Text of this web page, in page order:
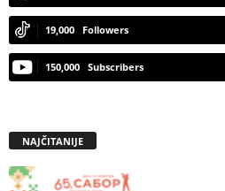
19,000 Followers
150,000 Subscribers
NAJČITANIJE